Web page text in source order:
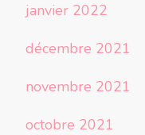
janvier 2022
décembre 2021
novembre 2021
octobre 2021